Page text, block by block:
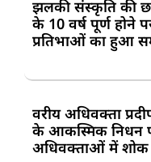
झलकी संस्कृति की
के 10 वर्ष पूर्ण होने
प्रतिभाओं का हुआ
वरीय अधिवक्ता
के आकस्मिक निधन
अधिवक्ताओं में शोक